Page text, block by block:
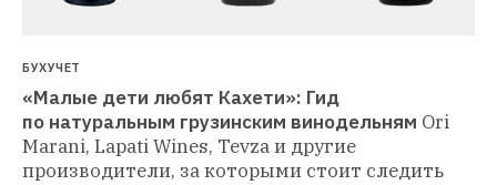
БУХУЧЕТ
«Малые дети любят Кахети»: Гид
по натуральным грузинским винодельням Ori
Marani, Lapati Wines, Tevza и другие
производители, за которыми стоит следить